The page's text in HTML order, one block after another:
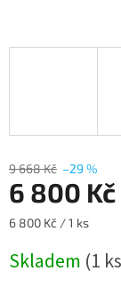
9 668 Kč –29 %
6 800 Kč
Měrná
6 800 Kč / 1 ks
Skladem (1